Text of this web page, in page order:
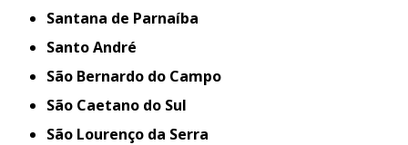
Santana de Parnaíba
Santo André
São Bernardo do Campo
São Caetano do Sul
São Lourenço da Serra